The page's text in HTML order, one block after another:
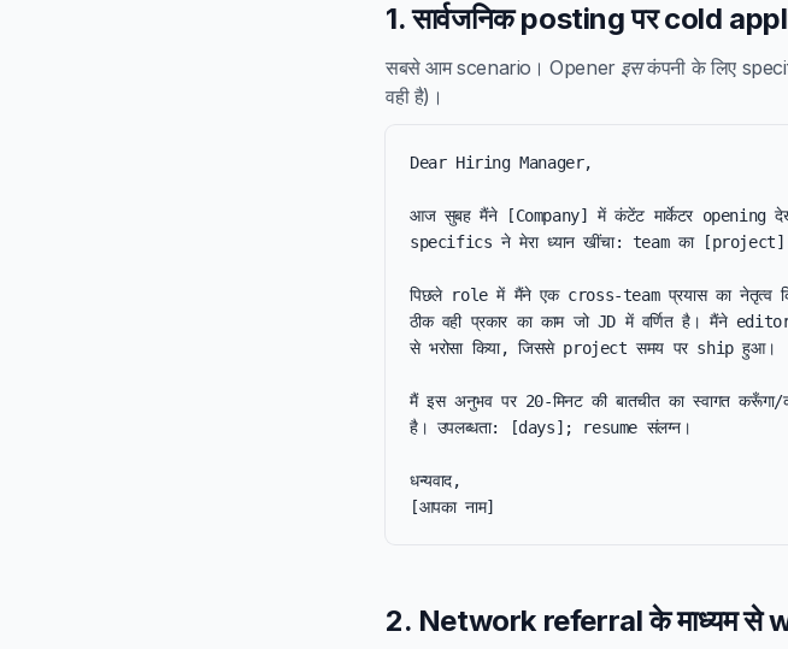
1. सार्वजनिक posting पर cold
सबसे आम scenario। Opener इसकंपनी के लिए
वही है)।
Dear Hiring Manager,
आज सुबह मैंने [Company] में कंटेंट मार्केटर opening
specifics ने मेरा ध्यान खींचा: team का
पिछले role में मैंने एक cross-team प्रयास का नेतृत्व
ठीक वही प्रकार का काम जो JD में वर्णित है।
से भरोसा किया, जिससे project समय पर ship हुआ।
मैं इस अनुभव पर 20-मिनट की बातचीत का स्वागत
है। उपलब्धता: [days]; resume संलग्न।
धन्यवाद,
[आपका नाम]
2. Network referral के माध्यम से